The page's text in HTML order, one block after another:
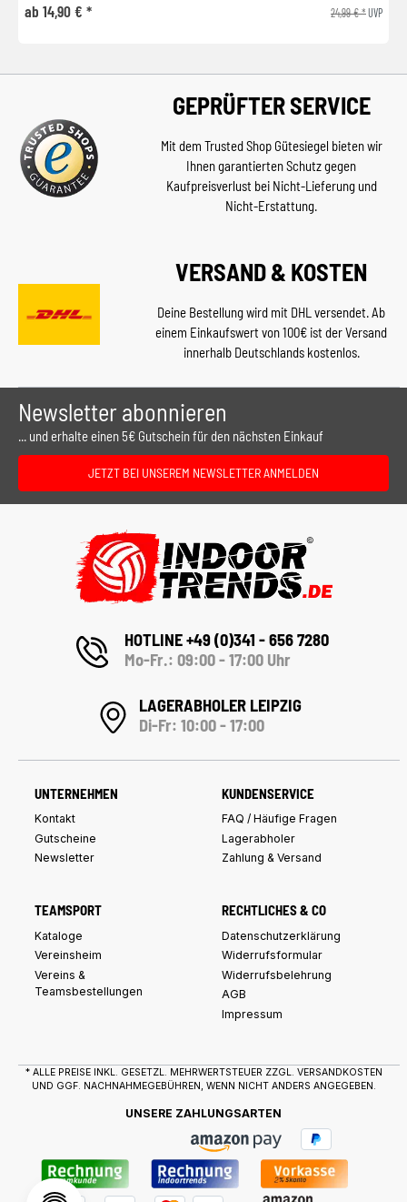
ab 14,90 € * 24,99 € *UVP
GEPRÜFTER SERVICE
Mit dem Trusted Shop Gütesiegel bieten wir
Ihnen garantierten Schutz gegen
Kaufpreisverlust bei Nicht-Lieferung und
Nicht-Erstattung.
VERSAND & KOSTEN
Deine Bestellung wird mit DHL versendet. Ab
einem Einkaufswert von 100€ ist der Versand
innerhalb Deutschlands kostenlos.
Newsletter abonnieren
... und erhalte einen 5€ Gutschein für den nächsten Einkauf
JETZT BEI UNSEREM NEWSLETTER ANMELDEN
HOTLINE +49 (0)341 - 656 7280
Mo-Fr.: 09:00 - 17:00 Uhr
LAGERABHOLER LEIPZIG
Di-Fr: 10:00 - 17:00
UNTERNEHMEN
Kontakt
Gutscheine
Newsletter
KUNDENSERVICE
FAQ / Häufige Fragen
Lagerabholer
Zahlung & Versand
TEAMSPORT
Kataloge
Vereinsheim
Vereins &
Teamsbestellungen
RECHTLICHES & CO
Datenschutzerklärung
Widerrufsformular
Widerrufsbelehrung
AGB
Impressum
* ALLE PREISE INKL. GESETZL. MEHRWERTSTEUER ZZGL. VERSANDKOSTEN
UND GGF. NACHNAHMEGEBÜHREN, WENN NICHT ANDERS ANGEGEBEN.
UNSERE ZAHLUNGSARTEN